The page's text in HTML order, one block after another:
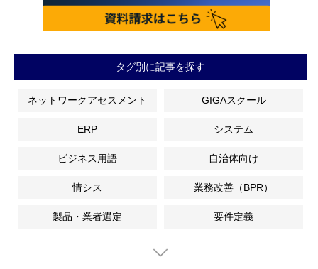
タグ別に記事を探す
ネットワークアセスメント GIGAスクール
ERP システム
ビジネス用語 自治体向け
情シス 業務改善（BPR）
製品・業者選定 要件定義